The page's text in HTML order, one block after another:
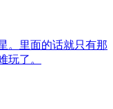
。里面的话就只有那
玩了。